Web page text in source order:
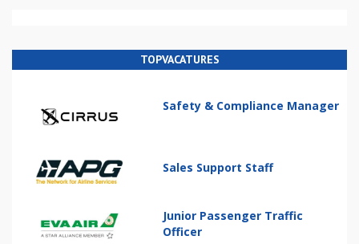
TOPVACATURES
Safety & Compliance Manager
Sales Support Staff
Junior Passenger Traffic
Officer